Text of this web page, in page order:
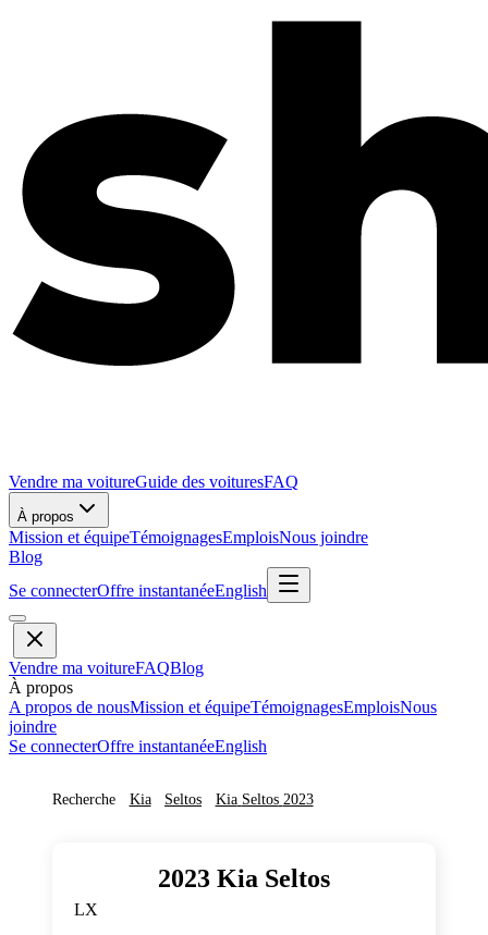
Vendre ma voitureGuide des voituresFAQ
À propos
Mission et équipeTémoignagesEmploisNous joindre
Blog
Se connecterOffre instantanéeEnglish
Vendre ma voitureFAQBlog
À propos
A propos de nousMission et équipeTémoignagesEmploisNous
joindre
Se connecterOffre instantanéeEnglish
Recherche Kia Seltos Kia Seltos 2023
2023 Kia Seltos
LX